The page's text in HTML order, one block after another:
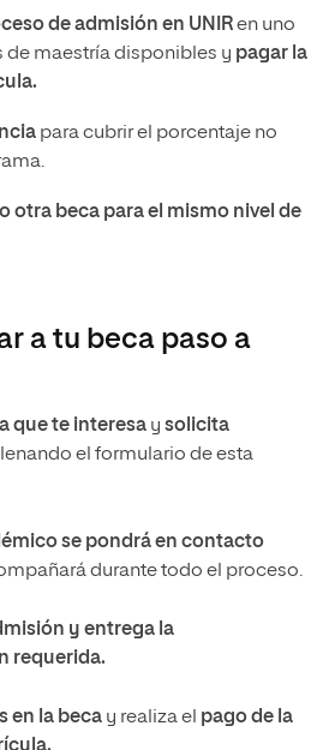
de admisión en UNIRen uno
de maestría disponibles y pagar la
para cubrir el porcentaje no
otra beca para el mismo nivel de
a tu beca paso a
que te interesa y solicita
el formulario de esta
se pondrá en contacto
durante todo el proceso.
y entrega la
requerida.
en la beca y realiza el pago de la